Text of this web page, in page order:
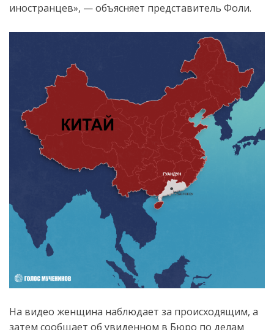
иностранцев», — объясняет представитель Фоли.
На видео женщина наблюдает за происходящим, а
затем сообщает об увиденном в Бюро по делам